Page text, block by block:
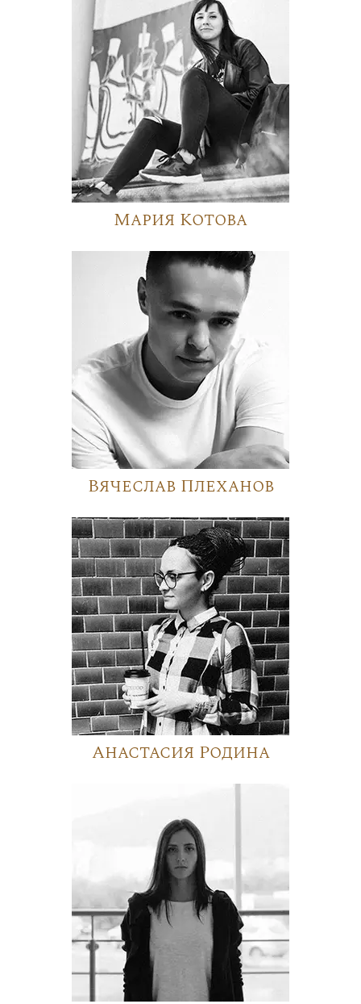
Мария Котова
Вячеслав Плеханов
Анастасия Родина